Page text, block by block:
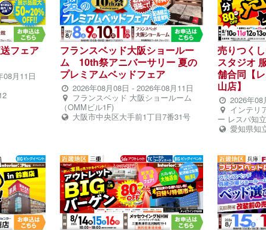
フェア
08月11日
フランスベッド大阪ショールー
ム 10th祭アニバーサリー 夏の
プレミアムベッドフェア
2026年08月08日 - 2026年08月11日
フランスベッド 大阪ショールーム
（OMMビル1F)
大阪市中央区大手前1丁目7番31号
売りつく
スタジオ
舗合同【
山店】
2026年08
インテリ
ー レスパ知
愛知県知